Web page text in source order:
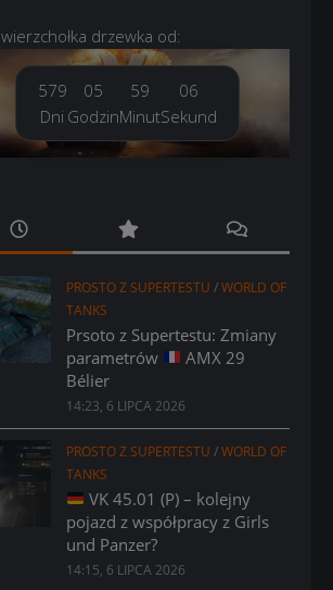
wierzchołka drzewka od:
579
Dni
05
Godzin
59
Minut
07
Sekund
PROSTO Z SUPERTESTU /WORLD OF
TANKS
Prsoto z Supertestu: Zmiany
parametrów
AMX 29
Bélier
14:23, 6 LIPCA 2026
PROSTO Z SUPERTESTU /WORLD OF
TANKS
VK 45.01 (P) – kolejny
pojazd z współpracy z Girls
und Panzer?
14:15, 6 LIPCA 2026